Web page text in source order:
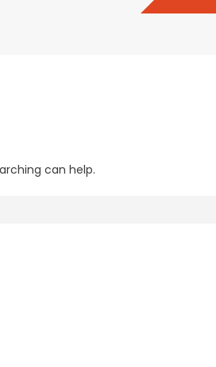
can help.